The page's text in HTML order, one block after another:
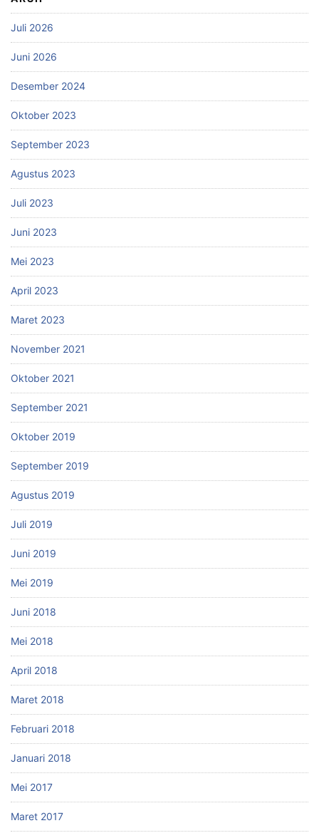
Juli 2026
Juni 2026
Desember 2024
Oktober 2023
September 2023
Agustus 2023
Juli 2023
Juni 2023
Mei 2023
April 2023
Maret 2023
November 2021
Oktober 2021
September 2021
Oktober 2019
September 2019
Agustus 2019
Juli 2019
Juni 2019
Mei 2019
Juni 2018
Mei 2018
April 2018
Maret 2018
Februari 2018
Januari 2018
Mei 2017
Maret 2017